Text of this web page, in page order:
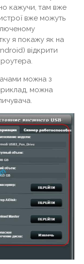
кажучи, там вже
вже можуть
я покажу як на
відкрити
можна з
можна